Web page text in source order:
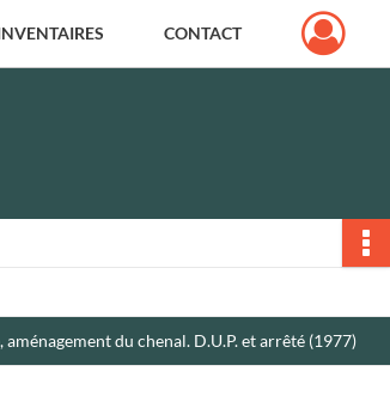
CONTACT
du chenal. D.U.P. et arrêté (1977)